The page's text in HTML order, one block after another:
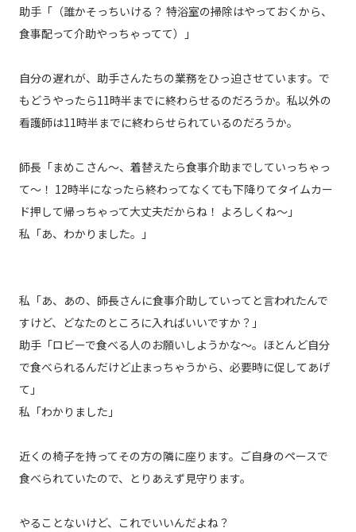
助手「（誰かそっちいける？ 特浴室の掃除はやっておくから、
食事配って介助やっちゃってて）」
自分の遅れが、助手さんたちの業務をひっ迫させています。で
もどうやったら11時半までに終わらせるのだろうか。私以外の
看護師は11時半までに終わらせられているのだろうか。
師長「まめこさん〜、着替えたら食事介助までしていっちゃっ
て〜！ 12時半になったら終わってなくても下降りてタイムカー
ド押して帰っちゃって大丈夫だからね！ よろしくね〜」
私「あ、わかりました。」
私「あ、あの、師長さんに食事介助していってと言われたんで
すけど、どなたのところに入ればいいですか？」
助手「ロビーで食べる人のお願いしようかな〜。ほとんど自分
で食べられるんだけど止まっちゃうから、必要時に促してあげ
て」
私「わかりました」
近くの椅子を持ってその方の隣に座ります。ご自身のペースで
食べられていたので、とりあえず見守ります。
やることないけど、これでいいんだよね？